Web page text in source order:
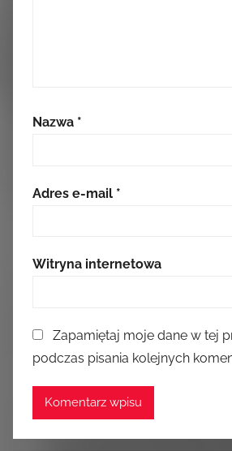
Nazwa *
Adres e-mail *
Witryna internetowa
Zapamiętaj moje dane w tej
podczas pisania kolejnych